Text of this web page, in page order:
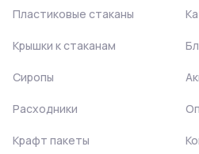
Пластиковые стаканы
Крышки к стаканам
Сиропы
Расходники
Крафт пакеты